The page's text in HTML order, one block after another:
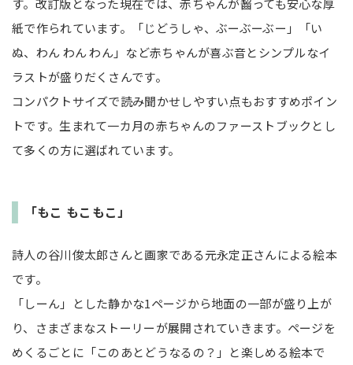
す。改訂版となった現在では、赤ちゃんが齧っても安心な厚
紙で作られています。「じどうしゃ、ぶーぶーぶー」「い
ぬ、わん わん わん」など赤ちゃんが喜ぶ音とシンプルなイ
ラストが盛りだくさんです。
コンパクトサイズで読み聞かせしやすい点もおすすめポイン
トです。生まれて一カ月の赤ちゃんのファーストブックとし
て多くの方に選ばれています。
「もこ もこもこ」
詩人の谷川俊太郎さんと画家である元永定正さんによる絵本
です。
「しーん」とした静かな1ページから地面の一部が盛り上が
り、さまざまなストーリーが展開されていきます。ページを
めくるごとに「このあとどうなるの？」と楽しめる絵本で